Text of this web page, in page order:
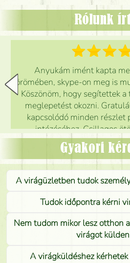
Rólunk
Anyukám imént kapta
örömében, skype-on meg is
Köszönöm, hogy segítettek
meglepetést okozni.
kapcsolódó minden részlet
intézéséhez. Csillagos
Gyakori
A virágüzletben tudok
Tudok időpontra kérni
Nem tudom mikor lesz otthon
virágot
A virágküldéshez